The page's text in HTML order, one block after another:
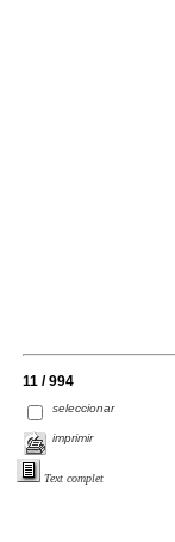
11 / 994
seleccionar
imprimir
Text complet